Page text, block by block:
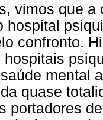
vimos que
hospital
confronto.
hospitais
mental
quase
portadores